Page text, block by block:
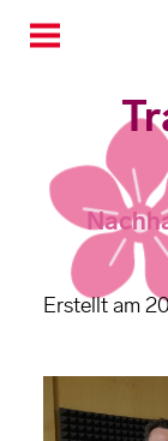
Toggle
navigation
Erstellt am